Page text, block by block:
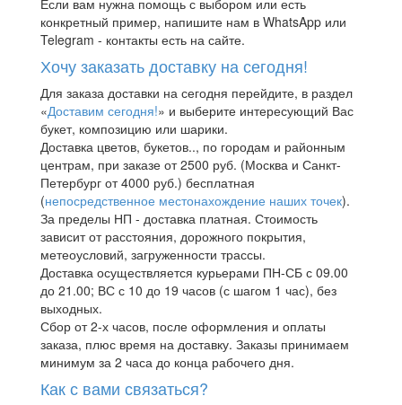
Если вам нужна помощь с выбором или есть
конкретный пример, напишите нам в WhatsApp или
Telegram - контакты есть на сайте.
Хочу заказать доставку на сегодня!
Для заказа доставки на сегодня перейдите, в раздел
«Доставим сегодня!» и выберите интересующий Вас
букет, композицию или шарики.
Доставка цветов, букетов.., по городам и районным
центрам, при заказе от 2500 руб. (Москва и Санкт-
Петербург от 4000 руб.) бесплатная
(непосредственное местонахождение наших точек).
За пределы НП - доставка платная. Стоимость
зависит от расстояния, дорожного покрытия,
метеоусловий, загруженности трассы.
Доставка осуществляется курьерами ПН-СБ с 09.00
до 21.00; ВС с 10 до 19 часов (с шагом 1 час), без
выходных.
Сбор от 2-х часов, после оформления и оплаты
заказа, плюс время на доставку. Заказы принимаем
минимум за 2 часа до конца рабочего дня.
Как с вами связаться?